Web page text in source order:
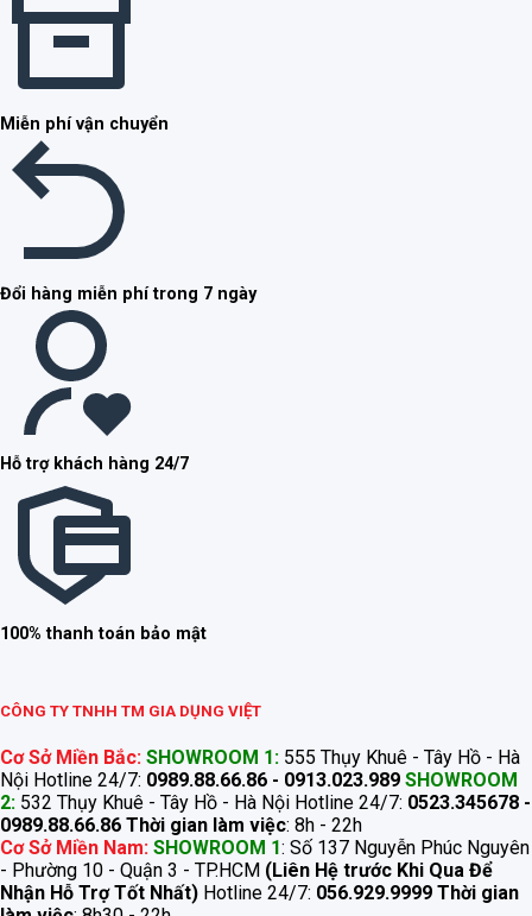
Miễn phí vận chuyển
Đổi hàng miễn phí trong 7 ngày
Hỗ trợ khách hàng 24/7
100% thanh toán bảo mật
CÔNG TY TNHH TM GIA DỤNG VIỆT
Cơ Sở Miền Bắc: SHOWROOM 1: 555 Thụy Khuê - Tây Hồ - Hà
Nội Hotline 24/7: 0989.88.66.86 - 0913.023.989 SHOWROOM
2: 532 Thụy Khuê - Tây Hồ - Hà Nội Hotline 24/7: 0523.345678 -
0989.88.66.86 Thời gian làm việc: 8h - 22h
Cơ Sở Miền Nam: SHOWROOM 1: Số 137 Nguyễn Phúc Nguyên
- Phường 10 - Quận 3 - TP.HCM (Liên Hệ trước Khi Qua Để
Nhận Hỗ Trợ Tốt Nhất) Hotline 24/7: 056.929.9999 Thời gian